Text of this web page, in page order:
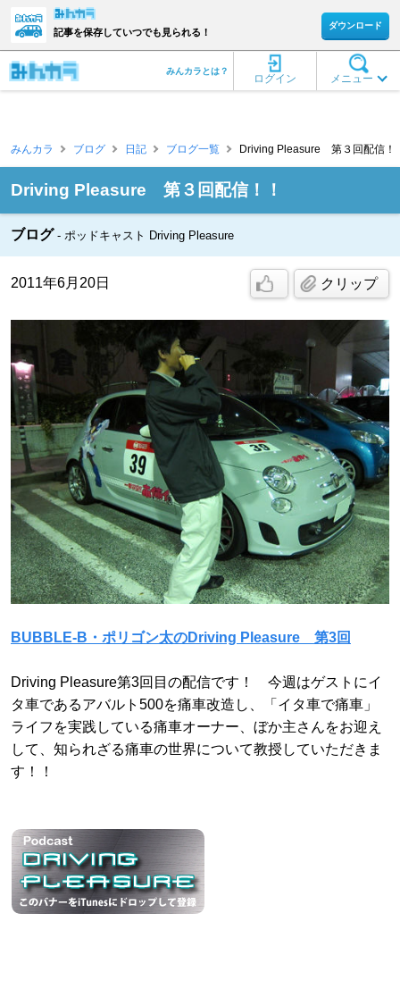
記事を保存していつでも見られる！
ダウンロード
メニュー
ログイン
みんカラとは？
みんカラ ブログ 日記 ブログ一覧 Driving Pleasure 第３回配信！
Driving Pleasure 第３回配信！！
ブログ ポッドキャスト Driving Pleasure
2011年6月20日 クリップ
BUBBLE-B・ポリゴン太のDriving Pleasure 第3回
Driving Pleasure第3回目の配信です！ 今週はゲストにイ
タ車であるアバルト500を痛車改造し、「イタ車で痛車」
ライフを実践している痛車オーナー、ぼか主さんをお迎え
して、知られざる痛車の世界について教授していただきま
す！！